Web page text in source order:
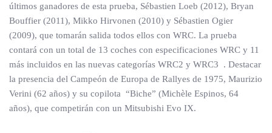
últimos ganadores de esta prueba, Sébastien Loeb (2012), Bryan
Bouffier (2011), Mikko Hirvonen (2010) y Sébastien Ogier
(2009), que tomarán salida todos ellos con WRC. La prueba
contará con un total de 13 coches con especificaciones WRC y 11
más incluidos en las nuevas categorías WRC2 y WRC3 . Destacar
la presencia del Campeón de Europa de Rallyes de 1975, Maurizio
Verini (62 años) y su copilota “Biche” (Michèle Espinos, 64
años), que competirán con un Mitsubishi Evo IX.